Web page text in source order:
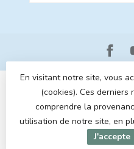
© Copyright 2026 MOM POP-
En visitant notre site, vous
(cookies). Ces
comprendre la
utilisation de notre site, en
J'accepte